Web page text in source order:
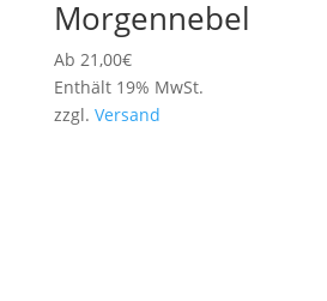
Morgennebel
Ab 21,00€
Enthält 19% MwSt.
zzgl. Versand